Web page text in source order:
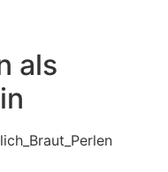
als